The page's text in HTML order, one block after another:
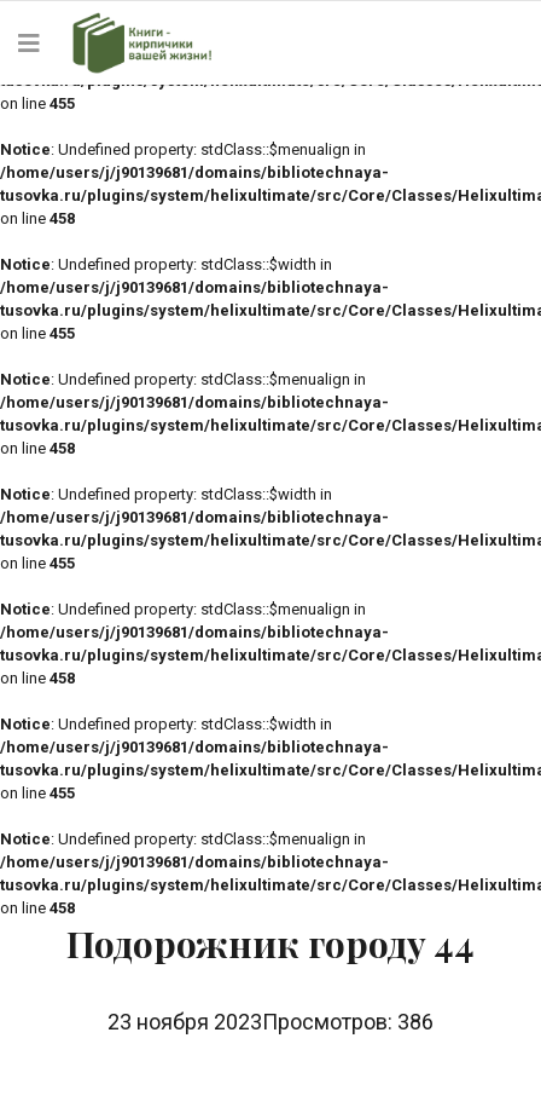
Notice
: Undefined property: stdClass::$width in
/home/users/j/j90139681/domains/bibliotechnaya-
tusovka.ru/plugins/system/helixultimate/src/Core/Classes/
on line 455
Notice: Undefined property: stdClass::$menualign in
/home/users/j/j90139681/domains/bibliotechnaya-
tusovka.ru/plugins/system/helixultimate/src/Core/Classes/
on line 458
Notice: Undefined property: stdClass::$width in
/home/users/j/j90139681/domains/bibliotechnaya-
tusovka.ru/plugins/system/helixultimate/src/Core/Classes/
on line 455
Notice: Undefined property: stdClass::$menualign in
/home/users/j/j90139681/domains/bibliotechnaya-
tusovka.ru/plugins/system/helixultimate/src/Core/Classes/
on line 458
Notice: Undefined property: stdClass::$width in
/home/users/j/j90139681/domains/bibliotechnaya-
tusovka.ru/plugins/system/helixultimate/src/Core/Classes/
on line 455
Notice: Undefined property: stdClass::$menualign in
/home/users/j/j90139681/domains/bibliotechnaya-
tusovka.ru/plugins/system/helixultimate/src/Core/Classes/
on line 458
Notice: Undefined property: stdClass::$width in
/home/users/j/j90139681/domains/bibliotechnaya-
tusovka.ru/plugins/system/helixultimate/src/Core/Classes/
on line 455
Notice: Undefined property: stdClass::$menualign in
/home/users/j/j90139681/domains/bibliotechnaya-
tusovka.ru/plugins/system/helixultimate/src/Core/Classes/
on line 458
Подорожник городу 44
23 ноября 2023Просмотров: 386